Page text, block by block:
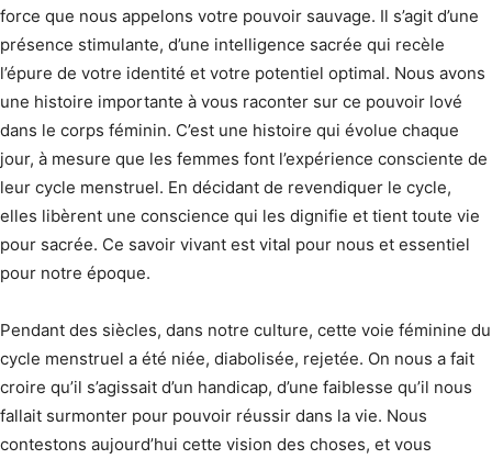
force que nous appelons votre pouvoir sauvage. Il s’agit d’une
présence stimulante, d’une intelligence sacrée qui recèle
l’épure de votre identité et votre potentiel optimal. Nous avons
une histoire importante à vous raconter sur ce pouvoir lové
dans le corps féminin. C’est une histoire qui évolue chaque
jour, à mesure que les femmes font l’expérience consciente de
leur cycle menstruel. En décidant de revendiquer le cycle,
elles libèrent une conscience qui les dignifie et tient toute vie
pour sacrée. Ce savoir vivant est vital pour nous et essentiel
pour notre époque.
Pendant des siècles, dans notre culture, cette voie féminine du
cycle menstruel a été niée, diabolisée, rejetée. On nous a fait
croire qu’il s’agissait d’un handicap, d’une faiblesse qu’il nous
fallait surmonter pour pouvoir réussir dans la vie. Nous
contestons aujourd’hui cette vision des choses, et vous